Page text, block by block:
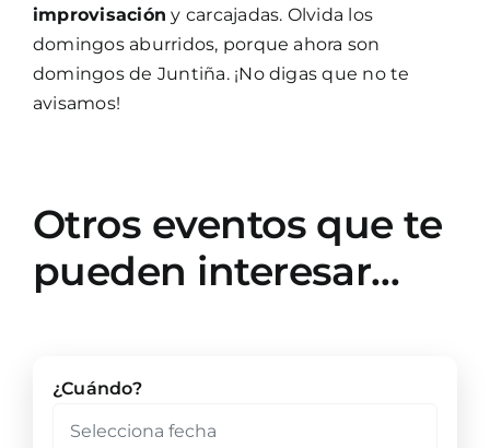
improvisación y carcajadas. Olvida los
domingos aburridos, porque ahora son
domingos de Juntiña. ¡No digas que no te
avisamos!
Otros eventos que te
pueden interesar…
¿Cuándo?